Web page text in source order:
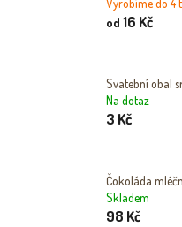
Vyrobíme do 4
od 16 Kč
Svatební obal
Na dotaz
3 Kč
Čokoláda
Skladem
98 Kč